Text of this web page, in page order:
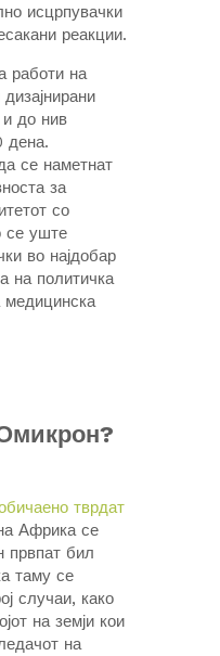
исцрпувачки
реакции.
работи на
и до нив
дена.
се наметнат
за
со
се уште
во најдобар
на политичка
медицинска
тврдат
Африка се
првпат бил
таму се
случаи, како
на земји кои
на